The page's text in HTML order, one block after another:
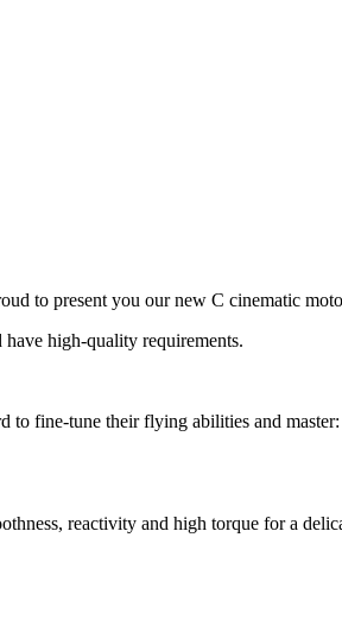
to present you our new C cinematic
high-quality requirements.
to fine-tune their flying abilities and
reactivity and high torque for a